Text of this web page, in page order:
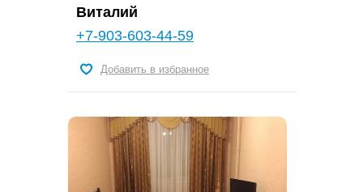
Виталий
+7-903-603-44-59
Добавить в избранное